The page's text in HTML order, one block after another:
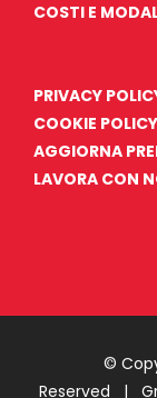
COSTI E
PRIVACY
COOKIE POLICY
AGGIORNA
LAVORA CON
©
Reserved |